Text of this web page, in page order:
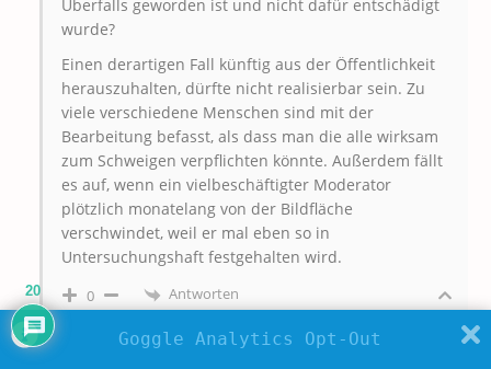
Überfalls geworden ist und nicht dafür entschädigt
wurde?
Einen derartigen Fall künftig aus der Öffentlichkeit
herauszuhalten, dürfte nicht realisierbar sein. Zu
viele verschiedene Menschen sind mit der
Bearbeitung befasst, als dass man die alle wirksam
zum Schweigen verpflichten könnte. Außerdem fällt
es auf, wenn ein vielbeschäftigter Moderator
plötzlich monatelang von der Bildfläche
verschwindet, weil er mal eben so in
Untersuchungshaft festgehalten wird.
0 Antworten
Goggle Analytics Opt-Out
20